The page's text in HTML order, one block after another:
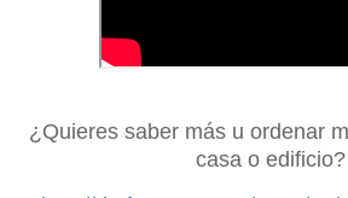
¿Quieres saber más u ordenar
casa o edificio?